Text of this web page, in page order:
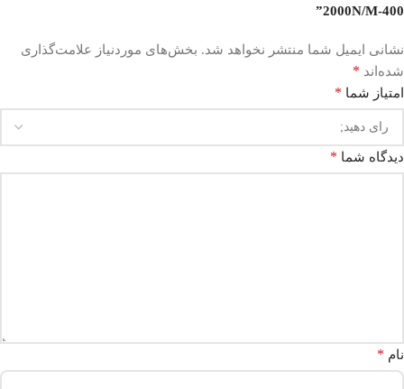
400-2000N/M”
نشانی ایمیل شما منتشر نخواهد شد. بخش‌های موردنیاز علامت‌گذاری
شده‌اند *
امتیاز شما *
دیدگاه شما *
نام *